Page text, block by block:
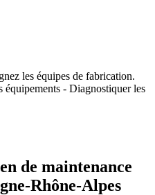
les équipes de fabrication.
équipements - Diagnostiquer les
de maintenance
Rhône-Alpes